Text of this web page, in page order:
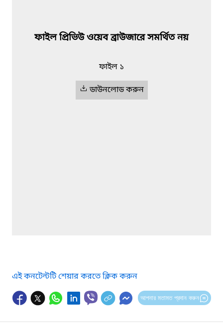
ফাইল প্রিভিউ ওয়েব ব্রাউজারে সমর্থিত নয়
ফাইল ১
ডাউনলোড করুন
এই কনটেন্টটি শেয়ার করতে ক্লিক করুন
আপনার মতামত প্রদান করুন